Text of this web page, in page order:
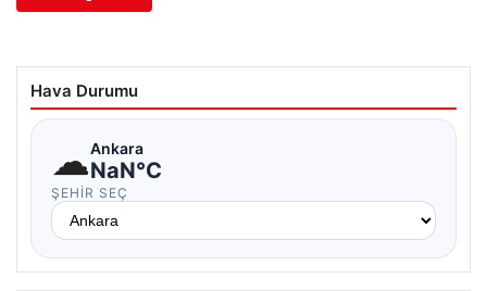
Hava Durumu
☁Ankara
NaN°C
ŞEHIR SEÇ